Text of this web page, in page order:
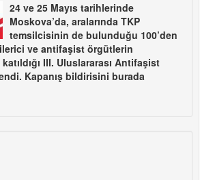
24 ve 25 Mayıs tarihlerinde
Moskova’da, aralarında TKP
temsilcisinin de bulunduğu 100’den
ve antifaşist örgütlerin
III. Uluslararası Antifaşist
Kapanış bildirisini burada